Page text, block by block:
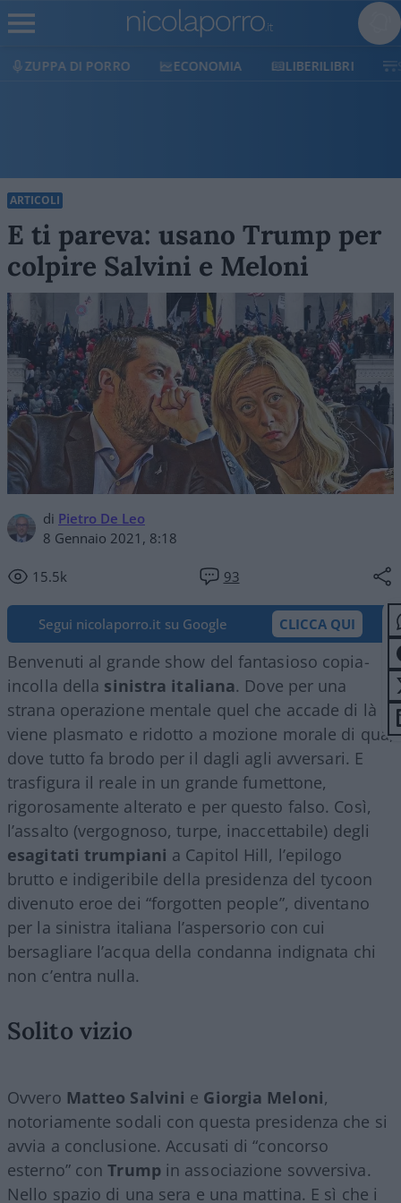
ECONOMIA LIBERILIBRI SHOP SOSTIENICI
ARTICOLI
E ti pareva: usano Trump per
colpire Salvini e Meloni
di Pietro De Leo
8 Gennaio 2021, 8:18
15.5k 93
Segui nicolaporro.it su Google CLICCA QUI
Benvenuti al grande show del fantasioso copia-
incolla della sinistra italiana. Dove per una
strana operazione mentale quel che accade di là
viene plasmato e ridotto a mozione morale di qua,
dove tutto fa brodo per il dagli agli avversari. E
trasfigura il reale in un grande fumettone,
rigorosamente alterato e per questo falso. Così,
l’assalto (vergognoso, turpe, inaccettabile) degli
esagitati trumpiani a Capitol Hill, l’epilogo
brutto e indigeribile della presidenza del tycoon
divenuto eroe dei “forgotten people”, diventano
per la sinistra italiana l’aspersorio con cui
bersagliare l’acqua della condanna indignata chi
non c’entra nulla.
Solito vizio
Ovvero Matteo Salvini e Giorgia Meloni,
notoriamente sodali con questa presidenza che si
avvia a conclusione. Accusati di “concorso
esterno” conTrumpin associazione sovversiva.
Nello spazio di una sera e una mattina. E sì che i